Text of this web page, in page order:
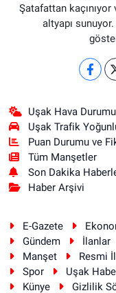
Şatafattan
altyapı
Uşak Hava Durumu
Uşak Trafik
Puan Durumu ve
Tüm Manşetler
Son Dakika
Haber Arşivi
E-Gazete
Gündem
İlanlar
Manşet
Resmi
Spor
Uşak
Künye
Gizlilik